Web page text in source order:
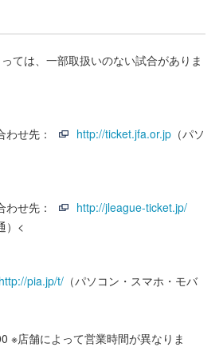
ては、一部取扱いのない試合がありま
せ先：
http://ticket.jfa.or.jp （パソ
せ先：
http://jleague-ticket.jp/
）<
http://pia.jp/t/ （パソコン・スマホ・モバ
※店舗によって営業時間が異なりま